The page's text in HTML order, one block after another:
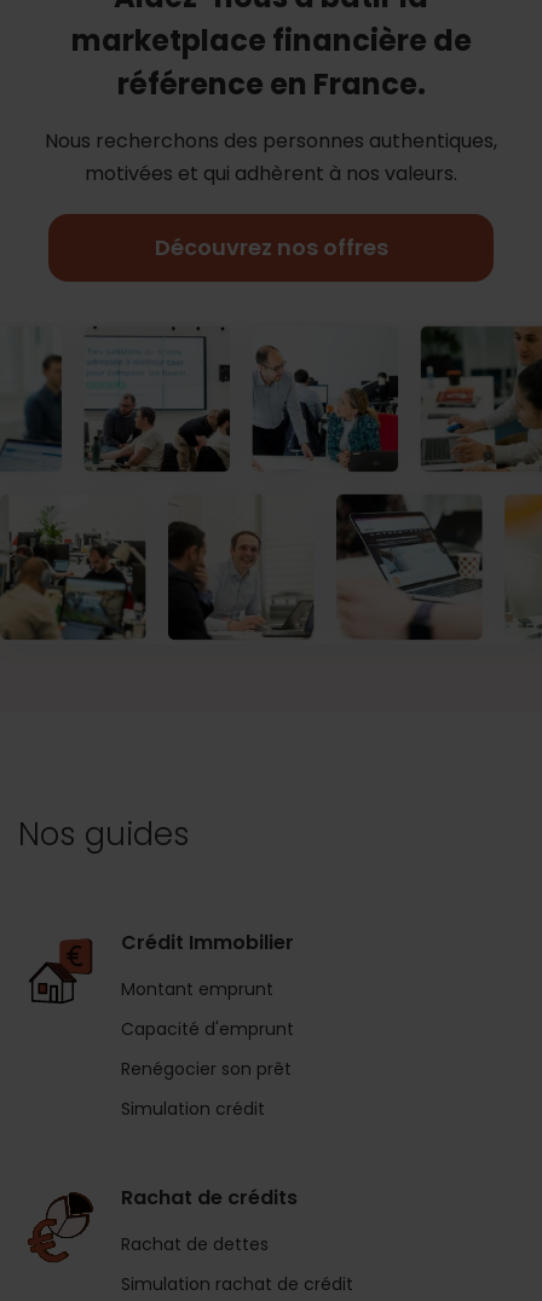
marketplace financière de
référence en France.
Nous recherchons des personnes authentiques,
motivées et qui adhèrent à nos valeurs.
Découvrez nos offres
Nos guides
Crédit Immobilier
Montant emprunt
Capacité d'emprunt
Renégocier son prêt
Simulation crédit
Rachat de crédits
Rachat de dettes
Simulation rachat de crédit